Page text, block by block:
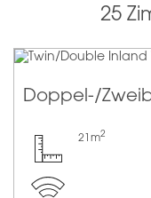
25
Doppel-/
21m2